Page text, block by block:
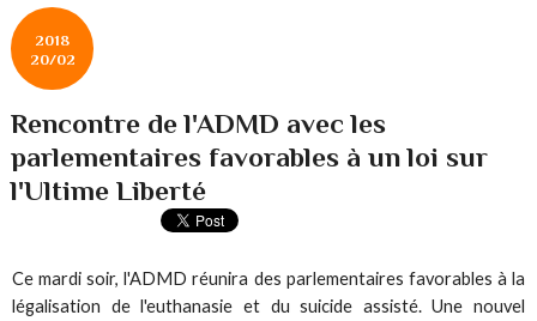
2018
20/02
Rencontre de l'ADMD avec les
parlementaires favorables à un loi sur
l'Ultime Liberté
Ce mardi soir, l'ADMD réunira des parlementaires favorables à la
légalisation de l'euthanasie et du suicide assisté. Une nouvel